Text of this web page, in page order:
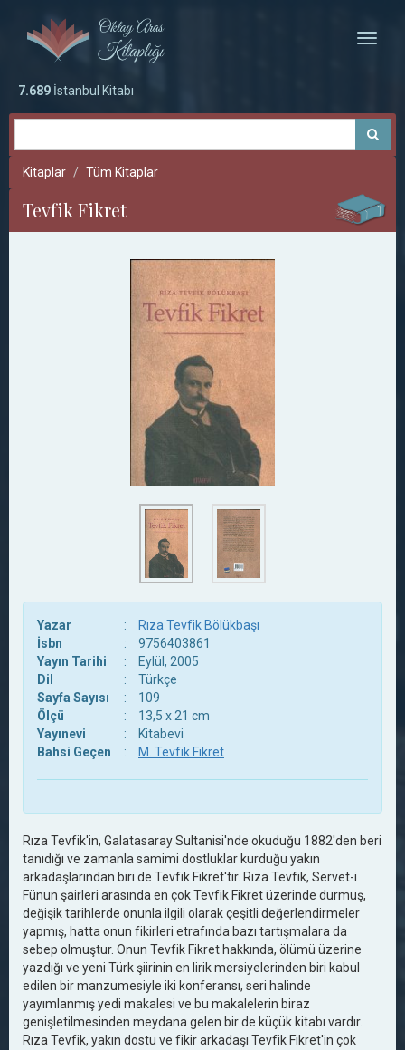
Toggle
7.689 İstanbul Kitabı
Kitaplar Tüm Kitaplar
Tevfik Fikret
Yazar :
Rıza Tevfik Bölükbaşı
İsbn
:
9756403861
Yayın Tarihi
:
Eylül, 2005
Dil
:
Türkçe
Sayfa Sayısı
:
109
Ölçü
:
13,5 x 21 cm
Yayınevi
:
Kitabevi
Bahsi Geçen
: M. Tevfik Fikret
Rıza Tevfik'in, Galatasaray Sultanisi'nde okuduğu 1882'den beri
tanıdığı ve zamanla samimi dostluklar kurduğu yakın
arkadaşlarından biri de Tevfik Fikret'tir. Rıza Tevfik, Servet-i
Fünun şairleri arasında en çok Tevfik Fikret üzerinde durmuş,
değişik tarihlerde onunla ilgili olarak çeşitli değerlendirmeler
yapmış, hatta onun fikirleri etrafında bazı tartışmalara da
sebep olmuştur. Onun Tevfik Fikret hakkında, ölümü üzerine
yazdığı ve yeni Türk şiirinin en lirik mersiyelerinden biri kabul
edilen bir manzumesiyle iki konferansı, seri halinde
yayımlanmış yedi makalesi ve bu makalelerin biraz
genişletilmesinden meydana gelen bir de küçük kitabı vardır.
Rıza Tevfik, yakın dostu ve fikir arkadaşı Tevfik Fikret'in çok